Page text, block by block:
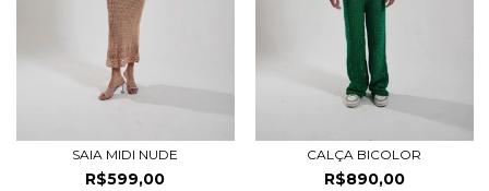
SAIA MIDI NUDE
R$599,00
CALÇA BICOLOR
R$890,00